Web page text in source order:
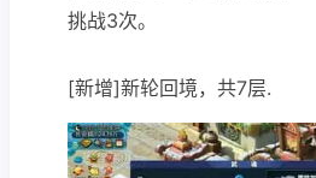
挑战3次。
[新增]新轮回境，共7层.